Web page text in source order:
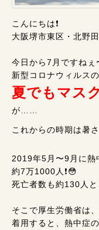
こんにちは❗
大阪堺市東区・北野
今日から7月ですね
新型コロナウィルス
夏でもマスク
が……
これからの時期は暑
2019年5月〜9月に熱
約7万1000人❗😳
死亡者数も約130人と
そこで厚生労働省は
着用すると、熱中症